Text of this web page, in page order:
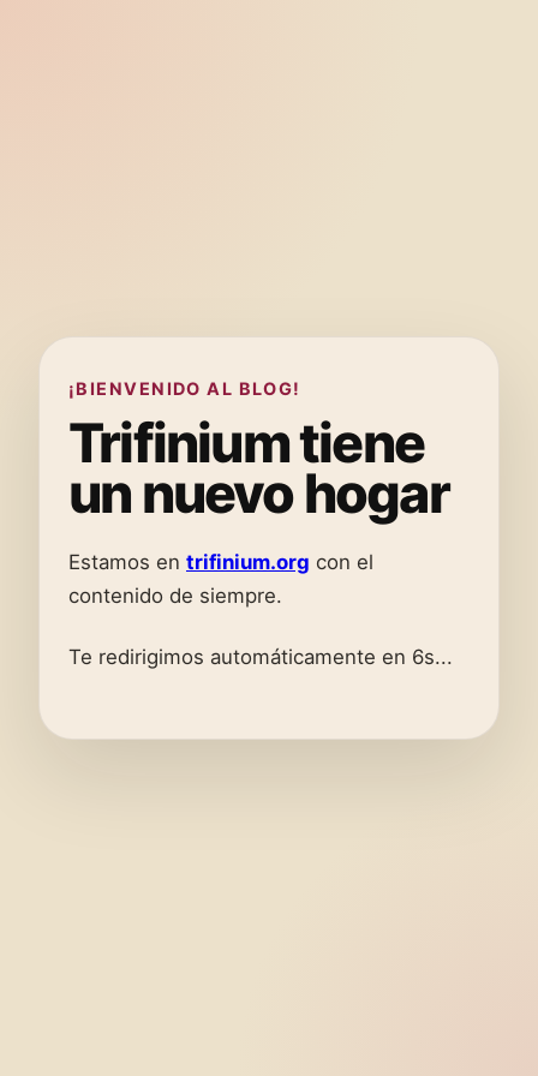
¡BIENVENIDO AL BLOG!
Trifinium tiene
un nuevo hogar
Estamos en trifinium.org con el
contenido de siempre.
Te redirigimos automáticamente en 6s...